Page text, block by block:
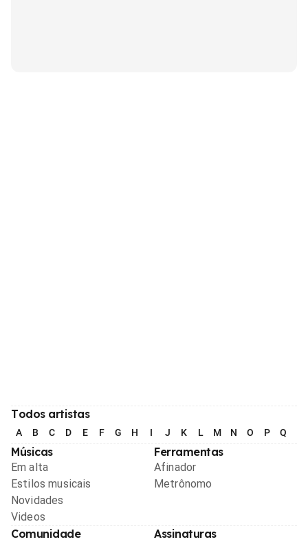
Todos artistas
A B C D E F G H I J K L M N O P Q
Músicas
Em alta
Estilos musicais
Novidades
Videos
Ferramentas
Afinador
Metrônomo
Comunidade Assinaturas